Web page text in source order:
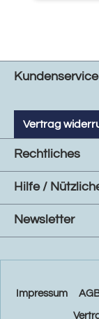
Vertrag
Rechtliches
Hilfe /
Newsletter
Impressum